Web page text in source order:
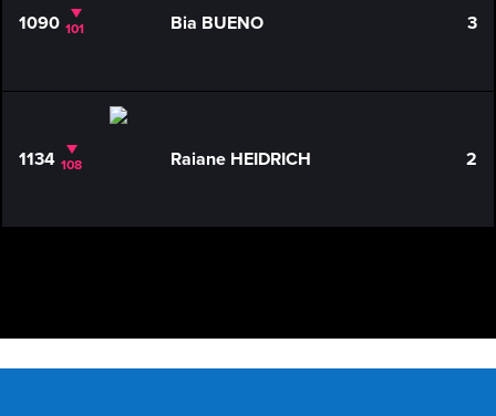
1090 101 Bia BUENO 3
1134 108 Raiane HEIDRICH 2